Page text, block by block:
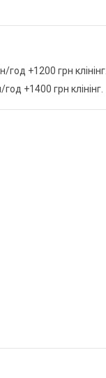
год +1200 грн клінінг.
+1400 грн клінінг.